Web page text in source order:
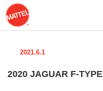
2021.6.1
2020 JAGUAR F-TYPE